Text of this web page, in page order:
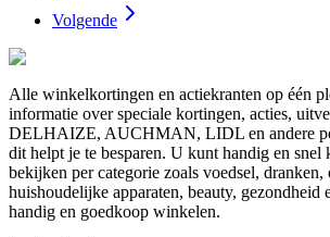
Volgende
Alle winkelkortingen en actiekranten op één
informatie over speciale kortingen, acties,
DELHAIZE, AUCHMAN, LIDL en andere
dit helpt je te besparen. U kunt handig en snel
bekijken per categorie zoals voedsel, dranken,
huishoudelijke apparaten, beauty, gezondheid
handig en goedkoop winkelen.